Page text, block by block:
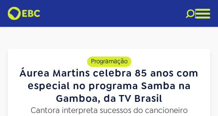
Programação
Áurea Martins celebra 85 anos com
especial no programa Samba na
Gamboa, da TV Brasil
Cantora interpreta sucessos do cancioneiro